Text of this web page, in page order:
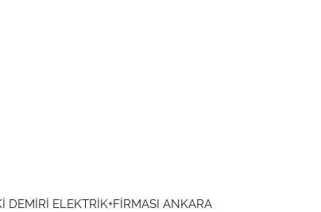
DEMİRİ ELEKTRİK+FİRMASI ANKARA